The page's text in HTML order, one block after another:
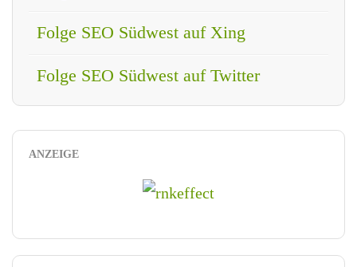
Folge SEO Südwest auf Xing
Folge SEO Südwest auf Twitter
ANZEIGE